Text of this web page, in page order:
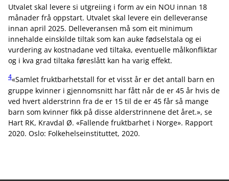
Utvalet skal levere si utgreiing i form av ein NOU innan 18
månader frå oppstart. Utvalet skal levere ein delleveranse
innan april 2025. Delleveransen må som eit minimum
innehalde einskilde tiltak som kan auke fødselstala og ei
vurdering av kostnadane ved tiltaka, eventuelle målkonfliktar
og i kva grad tiltaka føreslått kan ha varig effekt.
4«Samlet fruktbarhetstall for et visst år er det antall barn en
gruppe kvinner i gjennomsnitt har fått når de er 45 år hvis de
ved hvert alderstrinn fra de er 15 til de er 45 får så mange
barn som kvinner fikk på disse alderstrinnene det året.», se
Hart RK, Kravdal Ø. «Fallende fruktbarhet i Norge». Rapport
2020. Oslo: Folkehelseinstituttet, 2020.